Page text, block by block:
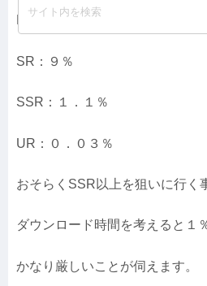
R：８９．８６％
SR：９％
SSR：１．１％
UR：０．０３％
おそらくSSR以上を狙いに行く
ダウンロード時間を考えると１
かなり厳しいことが伺えます。